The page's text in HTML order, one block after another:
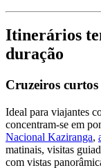
Itinerários
duração
Cruzeiros
Ideal para viajantes
concentram-se em
Nacional Kaziranga,
matinais, visitas
com vistas